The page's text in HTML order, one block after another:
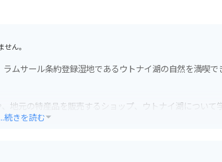
ん。
ムサール条約登録湿地であるウトナイ湖の自然を満喫で
地元の特産品を販売するショップ、ウトナイ湖について
...続きを読む